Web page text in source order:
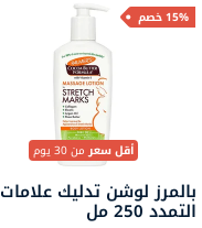
15% خصم
أقل سعرمن 30 يوم
بالمرز لوشن تدليك علامات
التمدد 250 مل